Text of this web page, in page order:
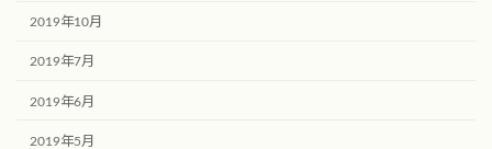
2019年10月
2019年7月
2019年6月
2019年5月